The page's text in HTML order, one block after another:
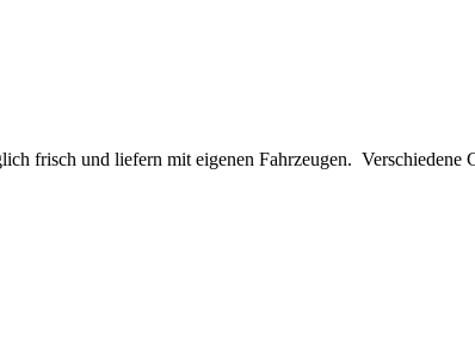
frisch und liefern mit eigenen Fahrzeugen. Verschiedene